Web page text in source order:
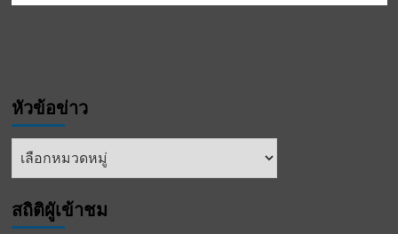
หัวข้อข่าว
หัวข้อ
สถิติผูัเข้าชม